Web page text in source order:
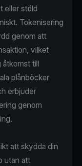
eller stöld
Tokenisering
genom att
vilket
till
plånböcker
erbjuder
genom
att skydda din
utan att